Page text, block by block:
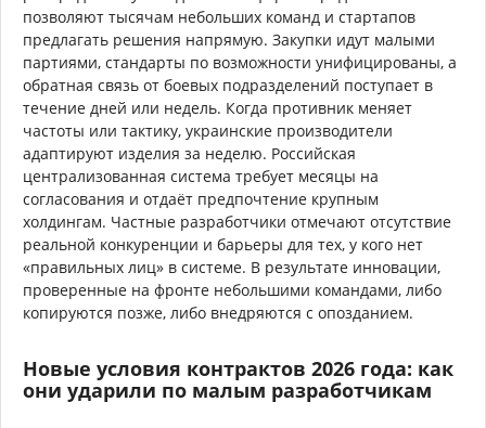
позволяют тысячам небольших команд и стартапов
предлагать решения напрямую. Закупки идут малыми
партиями, стандарты по возможности унифицированы, а
обратная связь от боевых подразделений поступает в
течение дней или недель. Когда противник меняет
частоты или тактику, украинские производители
адаптируют изделия за неделю. Российская
централизованная система требует месяцы на
согласования и отдаёт предпочтение крупным
холдингам. Частные разработчики отмечают отсутствие
реальной конкуренции и барьеры для тех, у кого нет
«правильных лиц» в системе. В результате инновации,
проверенные на фронте небольшими командами, либо
копируются позже, либо внедряются с опозданием.
Новые условия контрактов 2026 года: как
они ударили по малым разработчикам